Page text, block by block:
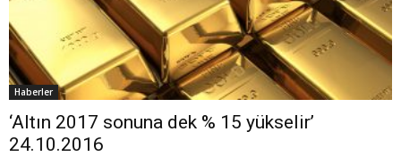
Haberler
‘Altın 2017 sonuna dek % 15 yükselir’
24.10.2016